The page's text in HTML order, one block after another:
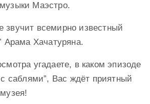
Маэстро.
всемирно известный
Арамa Хачатурянa.
угадаете, в каком эпизоде
с саблями”, Вас ждёт приятный